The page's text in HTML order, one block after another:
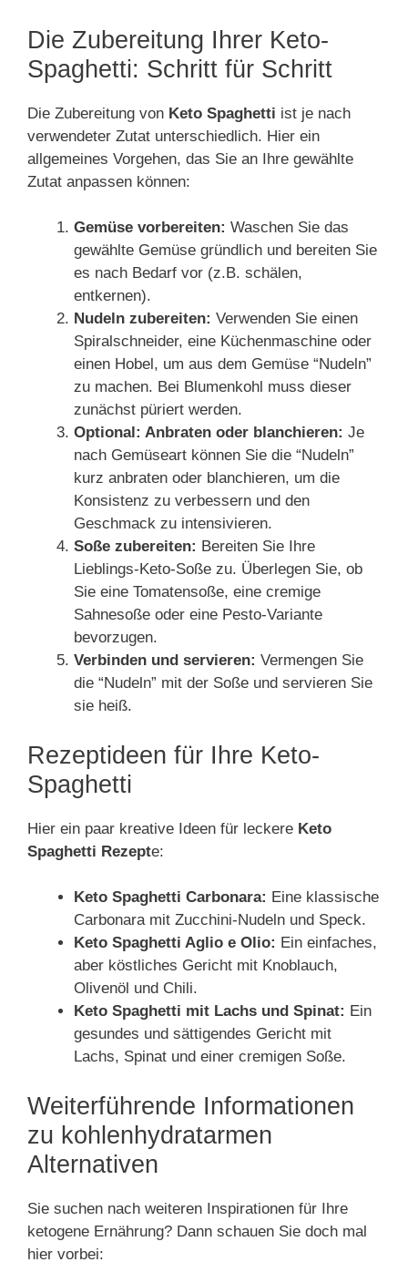
Die Zubereitung Ihrer Keto-
Spaghetti: Schritt für Schritt
Die Zubereitung von Keto Spaghetti ist je nach
verwendeter Zutat unterschiedlich. Hier ein
allgemeines Vorgehen, das Sie an Ihre gewählte
Zutat anpassen können:
Gemüse vorbereiten: Waschen Sie das
gewählte Gemüse gründlich und bereiten Sie
es nach Bedarf vor (z.B. schälen,
entkernen).
Nudeln zubereiten: Verwenden Sie einen
Spiralschneider, eine Küchenmaschine oder
einen Hobel, um aus dem Gemüse “Nudeln”
zu machen. Bei Blumenkohl muss dieser
zunächst püriert werden.
Optional: Anbraten oder blanchieren: Je
nach Gemüseart können Sie die “Nudeln”
kurz anbraten oder blanchieren, um die
Konsistenz zu verbessern und den
Geschmack zu intensivieren.
Soße zubereiten: Bereiten Sie Ihre
Lieblings-Keto-Soße zu. Überlegen Sie, ob
Sie eine Tomatensoße, eine cremige
Sahnesoße oder eine Pesto-Variante
bevorzugen.
Verbinden und servieren: Vermengen Sie
die “Nudeln” mit der Soße und servieren Sie
sie heiß.
Rezeptideen für Ihre Keto-
Spaghetti
Hier ein paar kreative Ideen für leckere Keto
Spaghetti Rezepte:
Keto Spaghetti Carbonara: Eine klassische
Carbonara mit Zucchini-Nudeln und Speck.
Keto Spaghetti Aglio e Olio: Ein einfaches,
aber köstliches Gericht mit Knoblauch,
Olivenöl und Chili.
Keto Spaghetti mit Lachs und Spinat: Ein
gesundes und sättigendes Gericht mit
Lachs, Spinat und einer cremigen Soße.
Weiterführende Informationen
zu kohlenhydratarmen
Alternativen
Sie suchen nach weiteren Inspirationen für Ihre
ketogene Ernährung? Dann schauen Sie doch mal
hier vorbei: